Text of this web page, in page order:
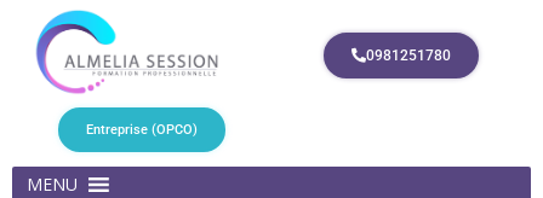
0981251780
Entreprise (OPCO)
MENU